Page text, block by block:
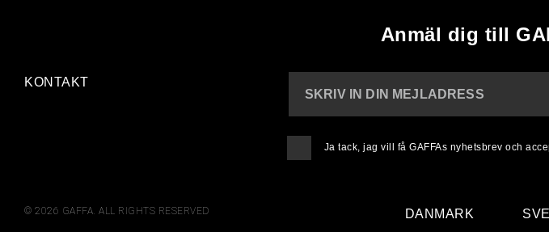
Anmäl dig till
KONTAKT
SKRIV IN DIN MEJLADRESS
Ja tack, jag vill få GAFFAs nyhetsbrev och
© 2026 GAFFA. ALL RIGHTS RESERVED DANMARK